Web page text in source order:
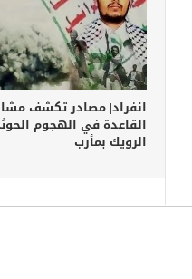
انفراد| مصادر تكشف
القاعدة في الهجوم
الرويك بمأرب